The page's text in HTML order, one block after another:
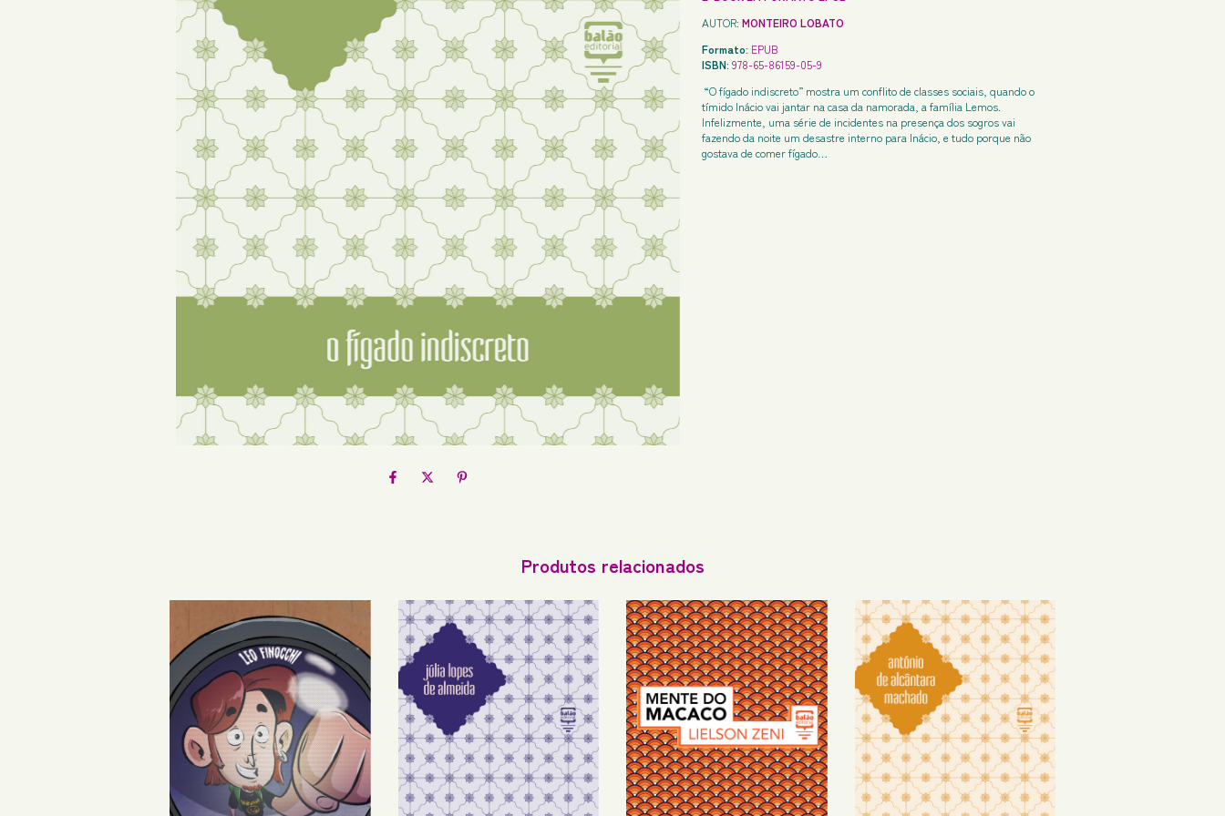
AUTOR: MONTEIRO LOBATO
Formato: EPUB
ISBN: 978-65-86159-05-9
“O fígado indiscreto” mostra um conflito de classes sociais, quando o
tímido Inácio vai jantar na casa da namorada, a família Lemos.
Infelizmente, uma série de incidentes na presença dos sogros vai
fazendo da noite um desastre interno para Inácio, e tudo porque não
gostava de comer fígado…
Produtos relacionados